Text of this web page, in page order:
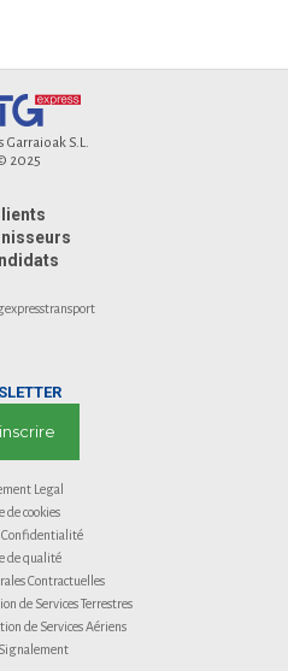
Garraioak S.L.
2025
Legal
de cookies
Confidentialité
de qualité
Contractuelles
de Services Terrestres
de Services Aériens